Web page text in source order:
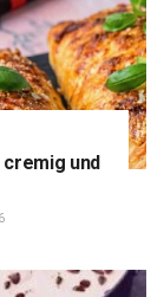
und